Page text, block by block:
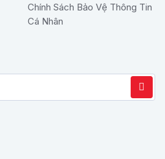
Chính Sách Bảo Vệ Thông Tin
Cá Nhân